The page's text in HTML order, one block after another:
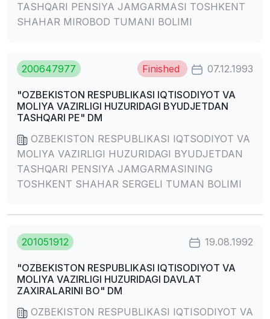
TASHQARI PENSIYA JAMGARMASI TOSHKENT
SHAHAR MIROBOD TUMANI BOLIMI
200647977 Finished 07.12.1993
"OZBEKISTON RESPUBLIKASI IQTISODIYOT VA
MOLIYA VAZIRLIGI HUZURIDAGI BYUDJETDAN
TASHQARI PE" DM
OZBEKISTON RESPUBLIKASI IQTSODIYOT VA
MOLIYA VAZIRLIGI HUZURIDAGI BYUDJETDAN
TASHQARI PENSIYA JAMGARMASINING
TOSHKENT SHAHAR SERGELI TUMAN BOLIMI
201051912 19.08.1992
"OZBEKISTON RESPUBLIKASI IQTISODIYOT VA
MOLIYA VAZIRLIGI HUZURIDAGI DAVLAT
ZAXIRALARINI BO" DM
OZBEKISTON RESPUBLIKASI IQTISODIYOT VA